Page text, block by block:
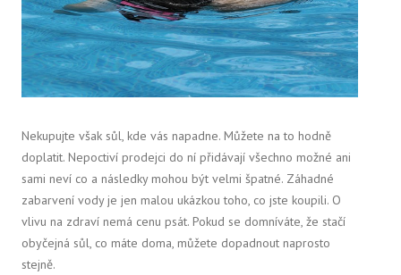
Nekupujte však sůl, kde vás napadne. Můžete na to hodně
doplatit. Nepoctiví prodejci do ní přidávají všechno možné ani
sami neví co a následky mohou být velmi špatné. Záhadné
zabarvení vody je jen malou ukázkou toho, co jste koupili. O
vlivu na zdraví nemá cenu psát. Pokud se domníváte, že stačí
obyčejná sůl, co máte doma, můžete dopadnout naprosto
stejně.